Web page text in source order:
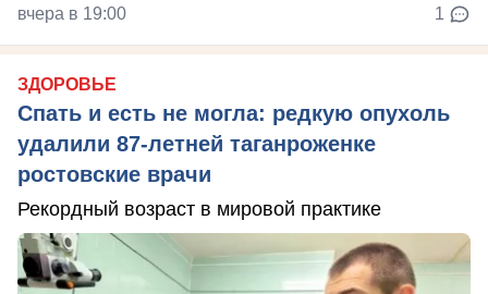
вчера в 19:00 1
ЗДОРОВЬЕ
Спать и есть не могла: редкую опухоль
удалили 87-летней таганроженке
ростовские врачи
Рекордный возраст в мировой практике